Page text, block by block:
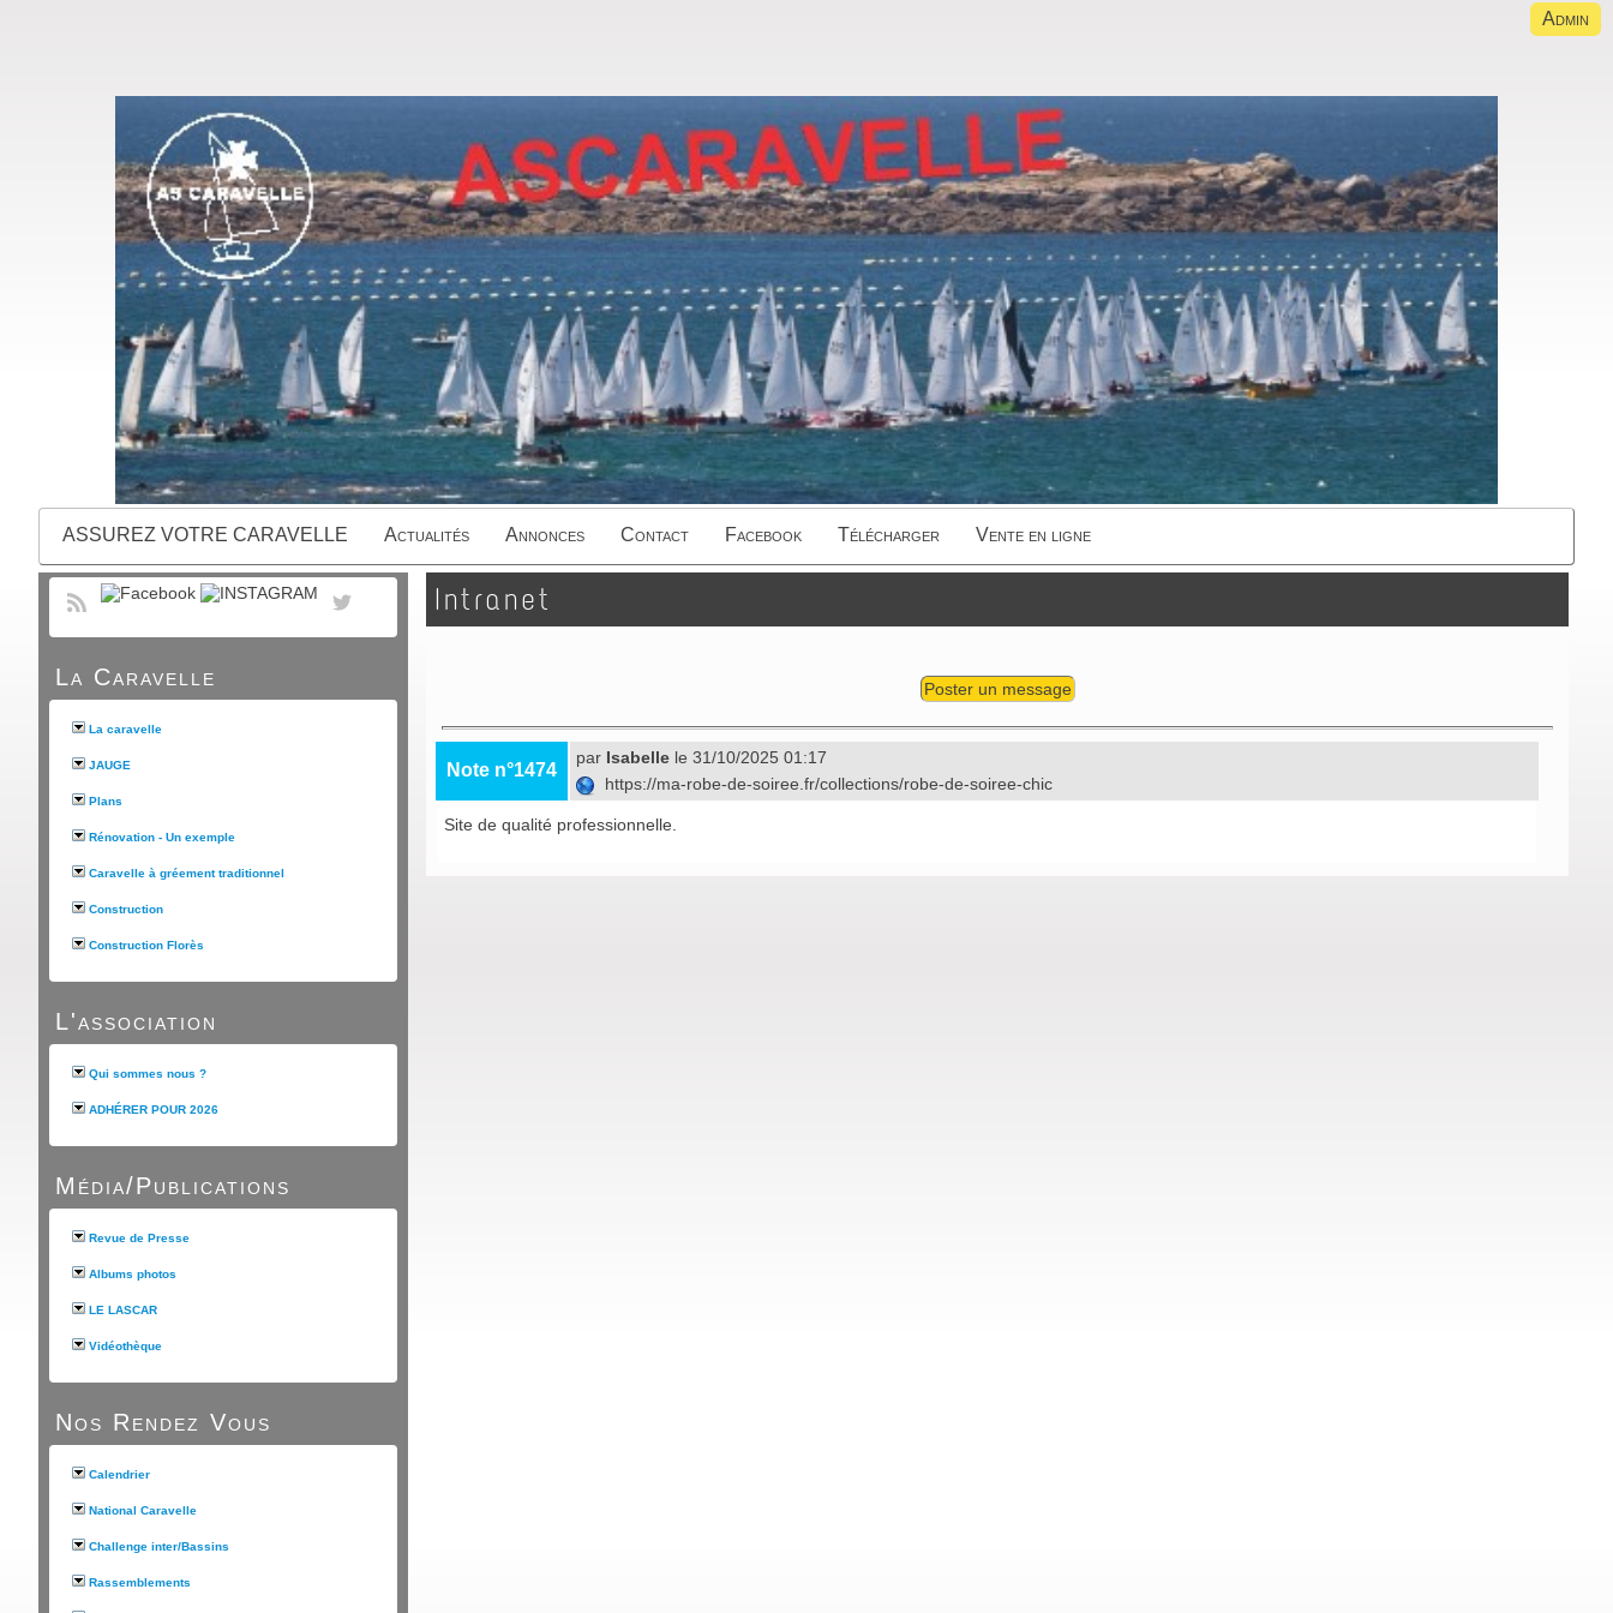
Admin
ASSUREZ VOTRE CARAVELLE Actualités Annonces Contact Facebook Télécharger Vente en ligne
La Caravelle
La caravelle
JAUGE
Plans
Rénovation - Un exemple
Caravelle à gréement traditionnel
Construction
Construction Florès
L'association
Qui sommes nous ?
ADHÉRER POUR 2026
Média/Publications
Revue de Presse
Albums photos
LE LASCAR
Vidéothèque
Nos Rendez Vous
Calendrier
National Caravelle
Challenge inter/Bassins
Rassemblements
Intranet
Poster un message
Note n°1474
par Isabelle le 31/10/2025 01:17
https://ma-robe-de-soiree.fr/collections/robe-de-soiree-chic
Site de qualité professionnelle.